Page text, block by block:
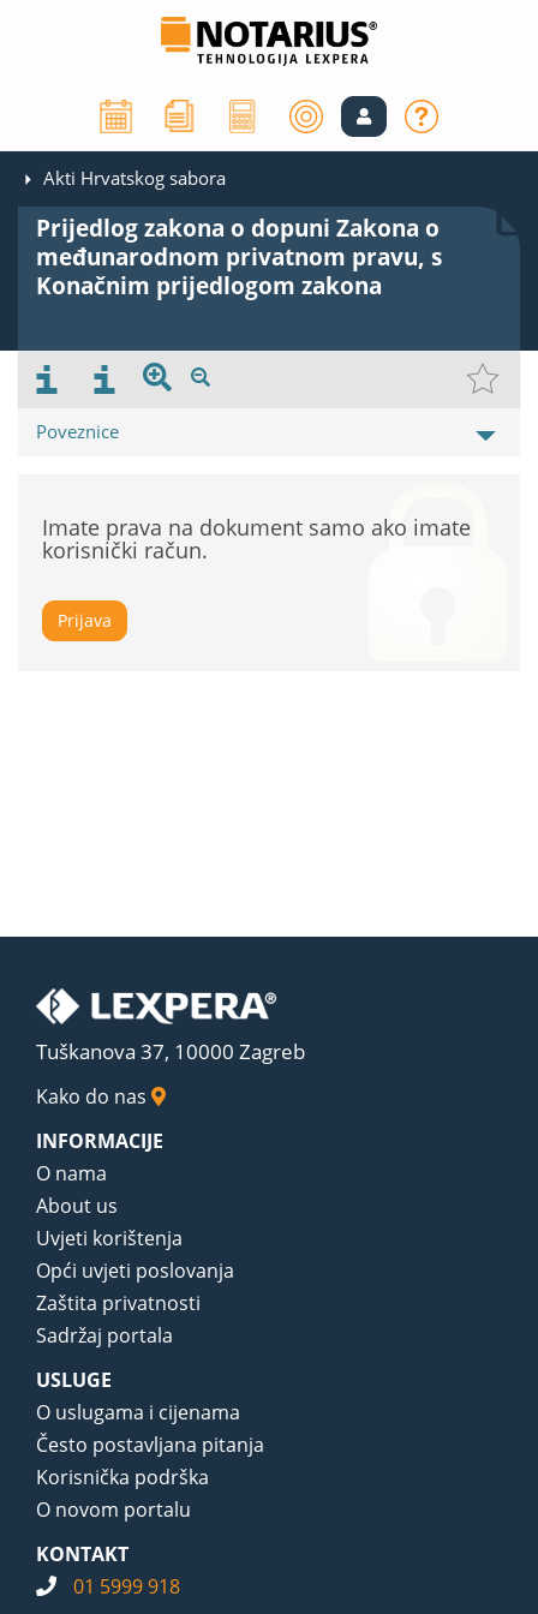
Akti Hrvatskog sabora
Prijedlog zakona o dopuni Zakona o
međunarodnom privatnom pravu, s
Konačnim prijedlogom zakona
Poveznice
Imate prava na dokument samo ako imate
korisnički račun.
Prijava
Tuškanova 37, 10000 Zagreb
Kako do nas
INFORMACIJE
O nama
About us
Uvjeti korištenja
Opći uvjeti poslovanja
Zaštita privatnosti
Sadržaj portala
USLUGE
O uslugama i cijenama
Često postavljana pitanja
Korisnička podrška
O novom portalu
KONTAKT
01 5999 918